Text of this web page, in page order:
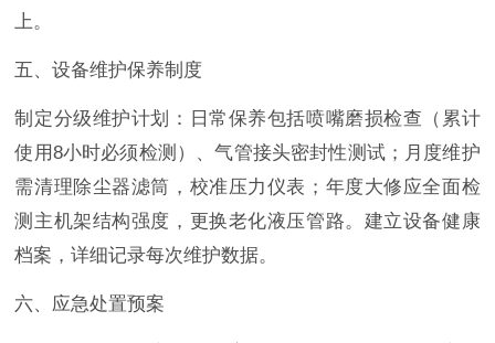
上。
五、设备维护保养制度
制定分级维护计划：日常保养包括喷嘴磨损检查（累计
使用8小时必须检测）、气管接头密封性测试；月度维护
需清理除尘器滤筒，校准压力仪表；年度大修应全面检
测主机架结构强度，更换老化液压管路。建立设备健康
档案，详细记录每次维护数据。
六、应急处置预案